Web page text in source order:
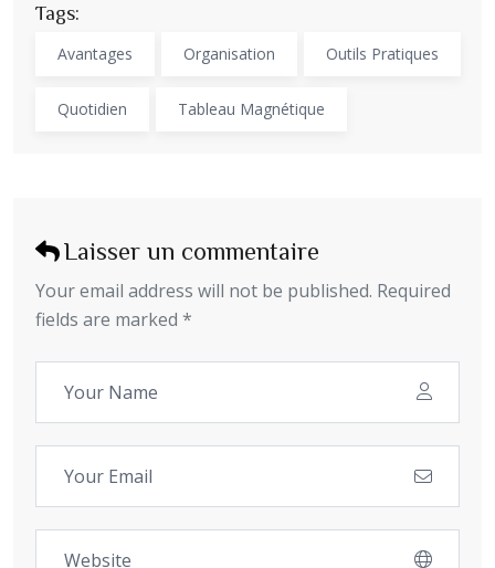
Tags:
Avantages Organisation Outils Pratiques
Quotidien Tableau Magnétique
Laisser un commentaire
Your email address will not be published. Required
fields are marked *